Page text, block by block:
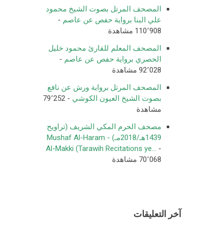
المصحف المرتل بصوت الشيخ محمود
علي البنا برواية حفص عن عاصم -
110٬908 مشاهدة
المصحف المعلم للقارئ محمود خليل
الحصري برواية حفص عن عاصم -
92٬028 مشاهدة
المصحف المرتل برواية ورش عن نافع
بصوت الشيخ العيون الكوشي
- 79٬252
مشاهدة
مصحف الحرم المكي الشريف (تراويح
1439هـ/2018مـ) - Mushaf Al-Haram
Al-Makki (Tarawih Recitations ye...
-
70٬068 مشاهدة
آخر التعليقات